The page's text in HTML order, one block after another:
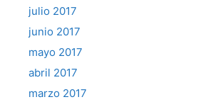
julio 2017
junio 2017
mayo 2017
abril 2017
marzo 2017